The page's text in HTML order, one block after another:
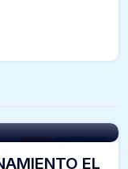
Casa For Venta
EL